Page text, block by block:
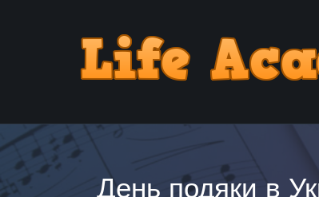
День подяки в